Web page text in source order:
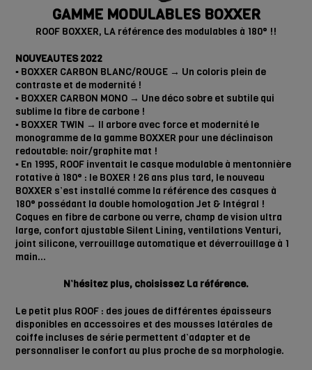
GAMME MODULABLES BOXXER
ROOF BOXXER, LA référence des modulables à 180° !!
NOUVEAUTES 2022
▪️ BOXXER CARBON BLANC/ROUGE → Un coloris plein de
contraste et de modernité !
▪️ BOXXER CARBON MONO → Une déco sobre et subtile qui
sublime la fibre de carbone !
▪️ BOXXER TWIN → Il arbore avec force et modernité le
monogramme de la gamme BOXXER pour une déclinaison
redoutable: noir/graphite mat !
▪️ En 1995, ROOF inventait le casque modulable à mentonnière
rotative à 180° : le BOXER ! 26 ans plus tard, le nouveau
BOXXER s’est installé comme la référence des casques à
180° possédant la double homologation Jet & Intégral !
Coques en fibre de carbone ou verre, champ de vision ultra
large, confort ajustable Silent Lining, ventilations Venturi,
joint silicone, verrouillage automatique et déverrouillage à 1
main…
N’hésitez plus, choisissez La référence.
Le petit plus ROOF : des joues de différentes épaisseurs
disponibles en accessoires et des mousses latérales de
coiffe incluses de série permettent d’adapter et de
personnaliser le confort au plus proche de sa morphologie.